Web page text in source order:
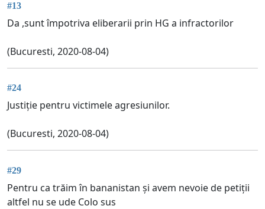
#13
Da ,sunt împotriva eliberarii prin HG a infractorilor
(Bucuresti, 2020-08-04)
#24
Justiție pentru victimele agresiunilor.
(Bucuresti, 2020-08-04)
#29
Pentru ca trăim în bananistan și avem nevoie de petiții
altfel nu se ude Colo sus